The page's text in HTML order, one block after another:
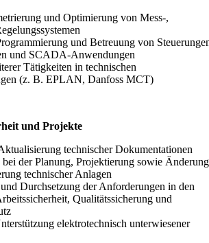
und Optimierung von Mess-,
und Betreuung von
und SCADA-Anwendungen
Tätigkeiten in technischen
(z. B. EPLAN, Danfoss MCT)
und Projekte
technischer Dokumentationen
der Planung, Projektierung sowie Änderung
technischer Anlagen
Durchsetzung der Anforderungen in den
Qualitätssicherung und
elektrotechnisch unterwiesener